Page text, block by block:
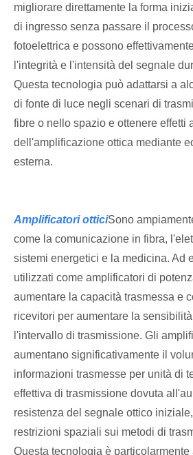
migliorare direttamente la forma
di ingresso senza passare il
fotoelettrica e possono
l'integrità e l'intensità del segnale
Questa tecnologia può adattarsi a
di fonte di luce negli scenari di
fibre o nello spazio e ottenere effetti
dell'amplificazione ottica mediante
esterna.
Amplificatori otticiSono
come la comunicazione in fibra,
sistemi energetici e la medicina. Ad
utilizzati come amplificatori di
aumentare la capacità trasmessa e
ricevitori per aumentare la
l'intervallo di trasmissione. Gli
aumentano significativamente il
informazioni trasmesse per unità di
effettiva di trasmissione dovuta
resistenza del segnale ottico
restrizioni spaziali sui metodi di
Questa tecnologia è particolarmente